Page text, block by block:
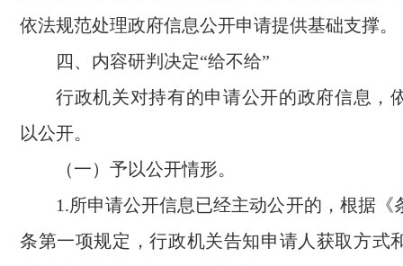
依法规范处理政府信息公开申请提供基础支撑。
四、内容研判决定“给不给”
行政机关对持有的申请公开的政府信息，
以公开。
（一）予以公开情形。
1.所申请公开信息已经主动公开的，根据《
条第一项规定，行政机关告知申请人获取方式